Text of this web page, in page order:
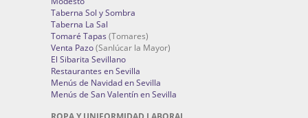
Taberna Sol y Sombra
Taberna La Sal
Tomaré Tapas (Tomares)
Venta Pazo(Sanlúcar la Mayor)
El Sibarita Sevillano
Restaurantes en Sevilla
Menús de Navidad en Sevilla
Menús de San Valentín en Sevilla